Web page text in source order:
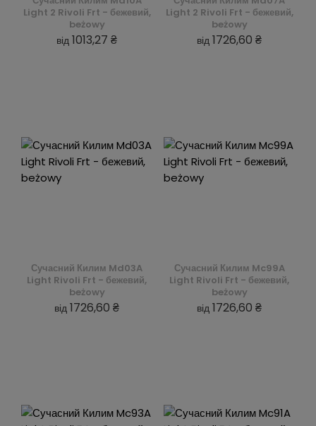
Light 2 Rivoli Frt - бежевий,
beżowy
від 1013,27 ₴
Light 2 Rivoli Frt - бежевий,
beżowy
від 1726,60 ₴
Сучасний Килим Md03A
Light Rivoli Frt - бежевий,
beżowy
від 1726,60 ₴
Сучасний Килим Mc99A
Light Rivoli Frt - бежевий,
beżowy
від 1726,60 ₴